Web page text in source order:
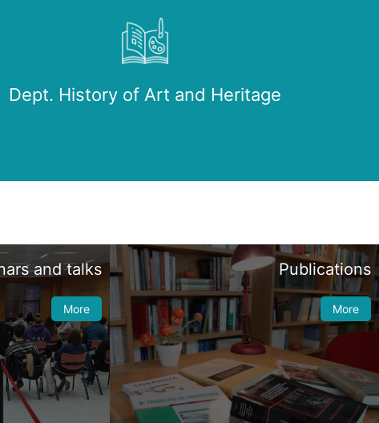
Dept. History of Art and Heritage
and talks
More
Publications
More